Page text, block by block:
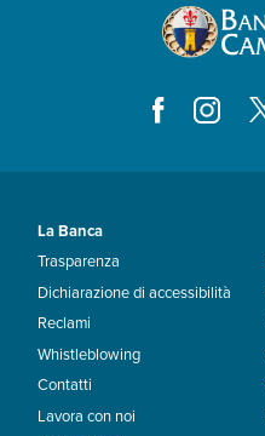
La Banca
Trasparenza
Dichiarazione di accessibilità
Reclami
Whistleblowing
Contatti
Lavora con noi